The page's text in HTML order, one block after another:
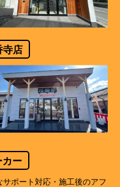
寺店
カー
ポート対応・施工後のアフ